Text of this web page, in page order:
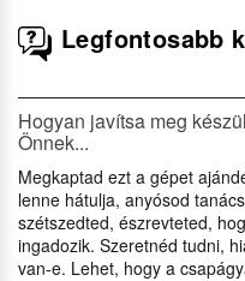
Legfontosabb
Hogyan javítsa meg
Önnek...
Megkaptad ezt a gépet
lenne hátulja, anyósod
szétszedted, észrevteted,
ingadozik. Szeretnéd tudni,
van-e. Lehet, hogy a